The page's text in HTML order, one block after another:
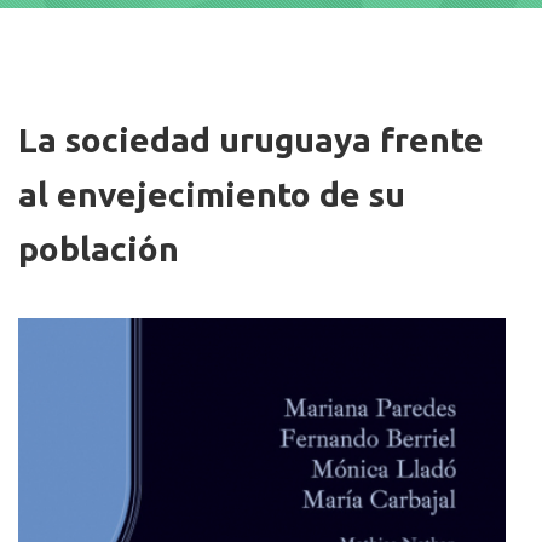
La sociedad uruguaya frente
al envejecimiento de su
población